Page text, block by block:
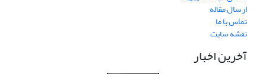
ارسال مقاله
تماس با ما
نقشه سایت
آخرین اخبار